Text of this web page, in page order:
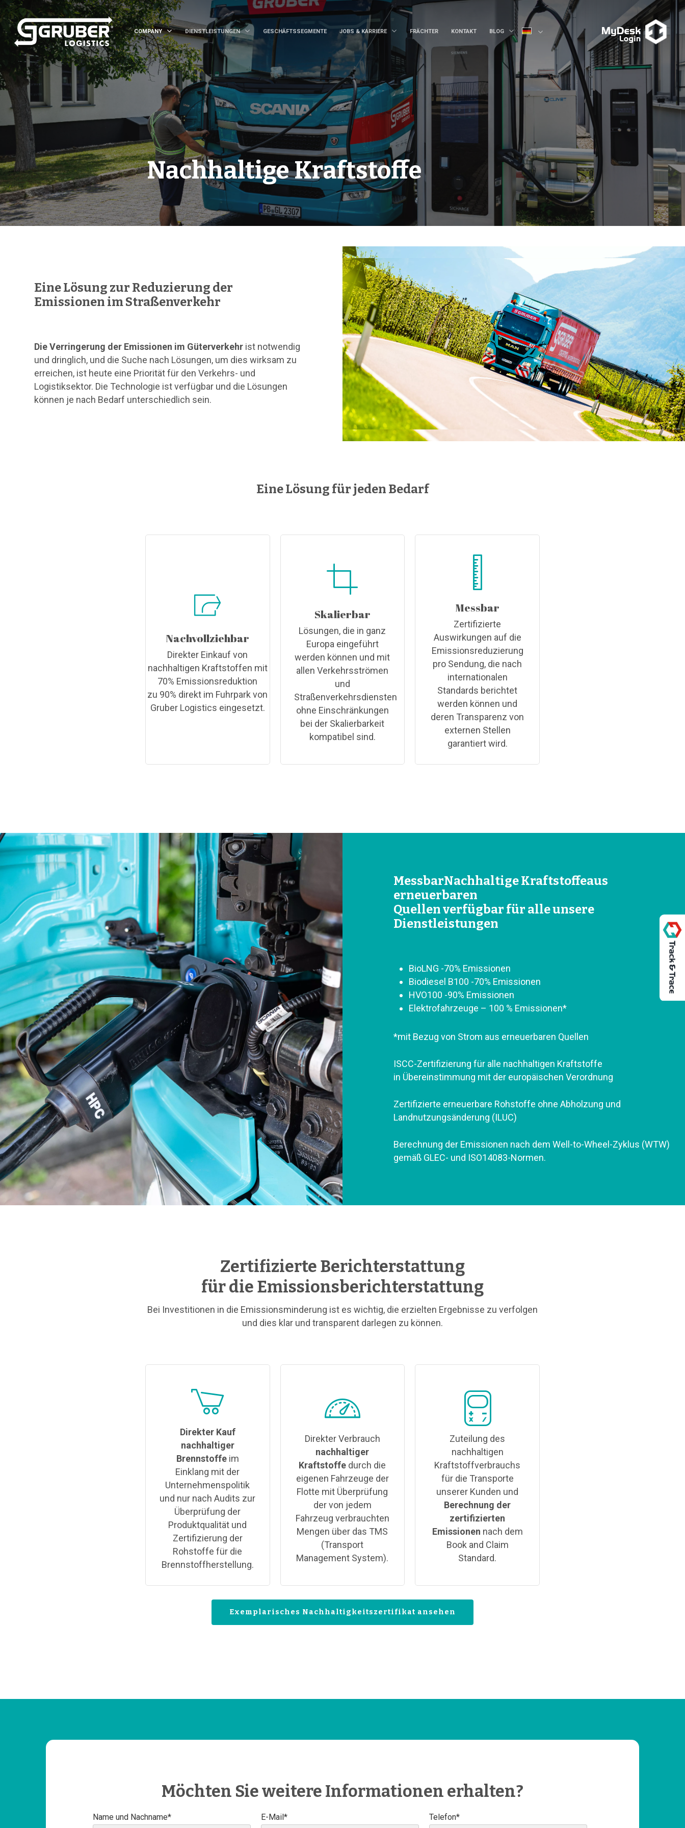
COMPANY DIENSTLEISTUNGEN GESCHÄFTSSEGMENTE JOBS & KARRIERE FRÄCHTER KONTAKT BLOG
Nachhaltige Kraftstoffe
Eine Lösung zur Reduzierung der
Emissionen im Straßenverkehr
Die Verringerung der Emissionen im Güterverkehr ist notwendig
und dringlich, und die Suche nach Lösungen, um dies wirksam zu
erreichen, ist heute eine Priorität für den Verkehrs- und
Logistiksektor. Die Technologie ist verfügbar und die Lösungen
können je nach Bedarf unterschiedlich sein.
Eine Lösung für jeden Bedarf
Nachvollziehbar
Direkter Einkauf von
nachhaltigen Kraftstoffen mit
70% Emissionsreduktion
zu 90% direkt im Fuhrpark von
Gruber Logistics eingesetzt.
Skalierbar
Lösungen, die in ganz
Europa eingeführt
werden können und mit
allen Verkehrsströmen
und
Straßenverkehrsdiensten
ohne Einschränkungen
bei der Skalierbarkeit
kompatibel sind.
Messbar
Zertifizierte
Auswirkungen auf die
Emissionsreduzierung
pro Sendung, die nach
internationalen
Standards berichtet
werden können und
deren Transparenz von
externen Stellen
garantiert wird.
MessbarNachhaltige Kraftstoffeaus
erneuerbaren
Quellen verfügbar für alle unsere
Dienstleistungen
BioLNG -70% Emissionen
Biodiesel B100 -70% Emissionen
HVO100 -90% Emissionen
Elektrofahrzeuge – 100 % Emissionen*
*mit Bezug von Strom aus erneuerbaren Quellen
ISCC-Zertifizierung für alle nachhaltigen Kraftstoffe
in Übereinstimmung mit der europäischen Verordnung
Zertifizierte erneuerbare Rohstoffe ohne Abholzung und
Landnutzungsänderung (ILUC)
Berechnung der Emissionen nach dem Well-to-Wheel-Zyklus (WTW)
gemäß GLEC- und ISO14083-Normen.
Zertifizierte Berichterstattung
für die Emissionsberichterstattung
Bei Investitionen in die Emissionsminderung ist es wichtig, die erzielten Ergebnisse zu verfolgen
und dies klar und transparent darlegen zu können.
Direkter Kauf
nachhaltiger
Brennstoffeim
Einklang mit der
Unternehmenspolitik
und nur nach Audits zur
Überprüfung der
Produktqualität und
Zertifizierung der
Rohstoffe für die
Brennstoffherstellung.
Direkter Verbrauch
nachhaltiger
Kraftstoffe durch die
eigenen Fahrzeuge der
Flotte mit Überprüfung
der von jedem
Fahrzeug verbrauchten
Mengen über das TMS
(Transport
Management System).
Zuteilung des
nachhaltigen
Kraftstoffverbrauchs
für die Transporte
unserer Kunden und
Berechnung der
zertifizierten
Emissionen nach dem
Book and Claim
Standard.
Exemplarisches Nachhaltigkeitszertifikat ansehen
Möchten Sie weitere Informationen erhalten?
Name und Nachname* E-Mail* Telefon*